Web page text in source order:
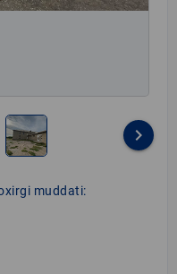
keyboard_arrow_right
muddati: